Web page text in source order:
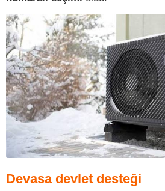
Devasa devlet desteği